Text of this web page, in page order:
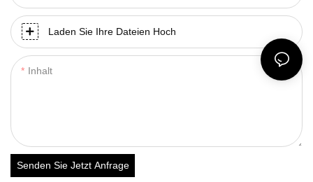
Laden Sie Ihre Dateien Hoch
Inhalt
Senden Sie Jetzt Anfrage